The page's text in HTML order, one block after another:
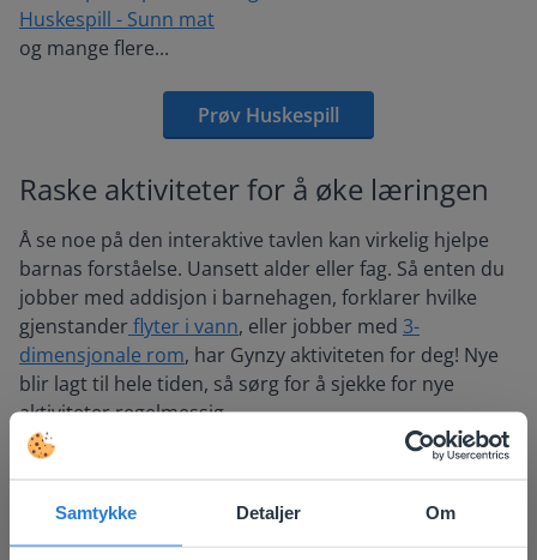
Samtykke Detaljer Om
Huskespill - Sunn mat
og mange flere...
Prøv Huskespill
Raske aktiviteter for å øke læringen
Å se noe på den interaktive tavlen kan virkelig hjelpe
barnas forståelse. Uansett alder eller fag. Så enten du
jobber med addisjon i barnehagen, forklarer hvilke
gjenstander flyter i vann, eller jobber med 3-
dimensjonale rom, har Gynzy aktiviteten for deg! Nye
blir lagt til hele tiden, så sørg for å sjekke for nye
aktiviteter regelmessig.
Spill for å fylle gapet i dagen din
Uansett hvor godt du planlegger dagen din, som en